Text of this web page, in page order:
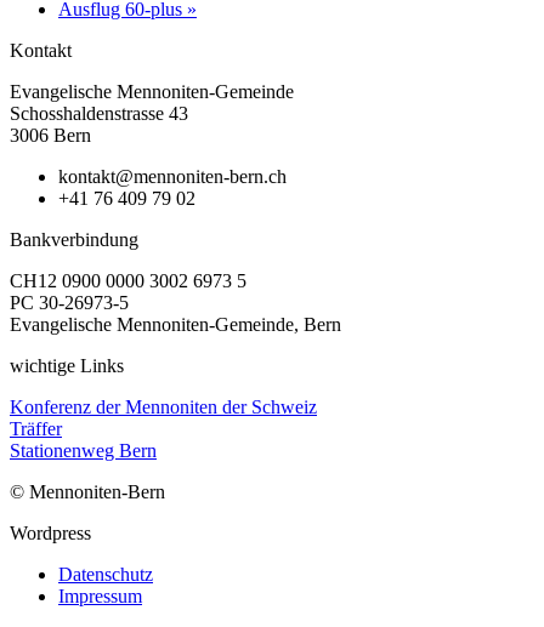
Ausflug 60-plus »
Kontakt
Evangelische Mennoniten-Gemeinde
Schosshaldenstrasse 43
3006 Bern
kontakt@mennoniten-bern.ch
+41 76 409 79 02
Bankverbindung
CH12 0900 0000 3002 6973 5
PC 30-26973-5
Evangelische Mennoniten-Gemeinde, Bern
wichtige Links
Konferenz der Mennoniten der Schweiz
Träffer
Stationenweg Bern
© Mennoniten-Bern
Wordpress
Datenschutz
Impressum